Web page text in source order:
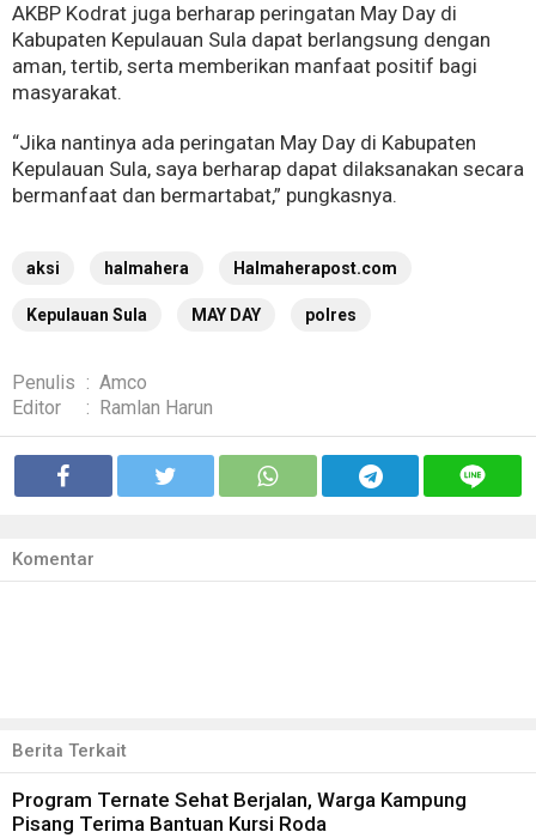
AKBP Kodrat juga berharap peringatan May Day di
Kabupaten Kepulauan Sula dapat berlangsung dengan
aman, tertib, serta memberikan manfaat positif bagi
masyarakat.
“Jika nantinya ada peringatan May Day di Kabupaten
Kepulauan Sula, saya berharap dapat dilaksanakan secara
bermanfaat dan bermartabat,” pungkasnya.
aksi halmahera Halmaherapost.com
Kepulauan Sula MAY DAY polres
Penulis : Amco
Editor
: Ramlan Harun
Komentar
Berita Terkait
Program Ternate Sehat Berjalan, Warga Kampung
Pisang Terima Bantuan Kursi Roda